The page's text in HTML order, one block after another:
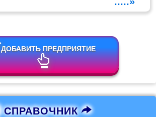
ДОБАВИТЬ ПРЕДПРИЯТИЕ
СПРАВОЧНИК